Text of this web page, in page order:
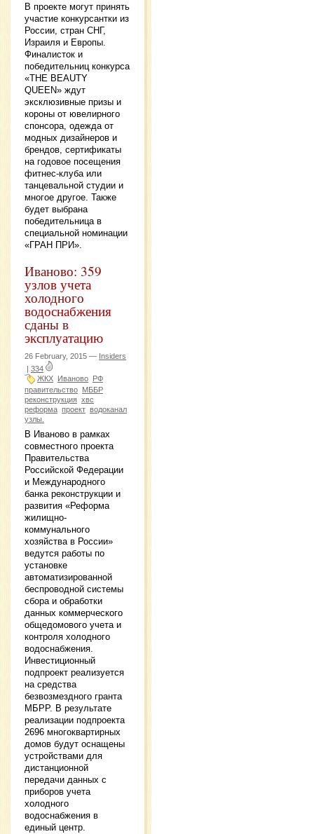
В проекте могут принять
участие конкурсантки из
России, стран СНГ,
Израиля и Европы.
Финалисток и
победительниц конкурса
«THE BEAUTY
QUEEN» ждут
эксклюзивные призы и
короны от ювелирного
спонсора, одежда от
модных дизайнеров и
брендов, сертификаты
на годовое посещения
фитнес-клуба или
танцевальной студии и
многое другое. Также
будет выбрана
победительница в
специальной номинации
«ГРАН ПРИ».
Иваново: 359
узлов учета
холодного
водоснабжения
сданы в
эксплуатацию
26 February, 2015 — Insiders
| 334
ЖКХ Иваново РФ
правительство МББР
реконструкция хвс
реформа проект водоканал
узлы.
В Иваново в рамках
совместного проекта
Правительства
Российской Федерации
и Международного
банка реконструкции и
развития «Реформа
жилищно-
коммунального
хозяйства в России»
ведутся работы по
установке
автоматизированной
беспроводной системы
сбора и обработки
данных коммерческого
общедомового учета и
контроля холодного
водоснабжения.
Инвестиционный
подпроект реализуется
на средства
безвозмездного гранта
МБРР. В результате
реализации подпроекта
2696 многоквартирных
домов будут оснащены
устройствами для
дистанционной
передачи данных с
приборов учета
холодного
водоснабжения в
единый центр.